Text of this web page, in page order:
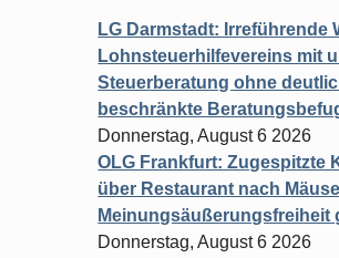
LG Darmstadt: Irreführende
Lohnsteuerhilfevereins mit
Steuerberatung ohne
beschränkte
Donnerstag, August 6 2026
OLG Frankfurt: Zugespitzte
über Restaurant nach
Meinungsäußerungsfreiheit
Donnerstag, August 6 2026